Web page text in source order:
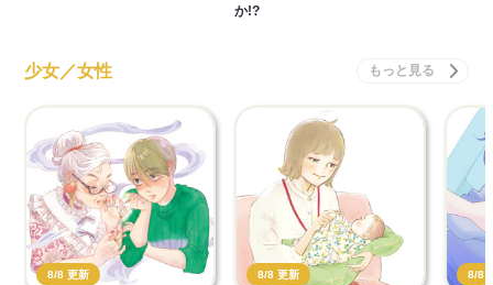
か!?
少女／女性
8/8 更新 8/8 更新 8/8